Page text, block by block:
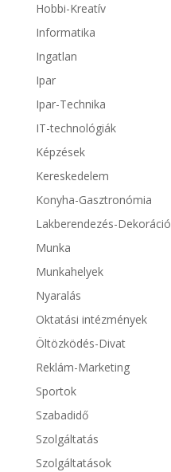
Hobbi-Kreatív
Informatika
Ingatlan
Ipar
Ipar-Technika
IT-technológiák
Képzések
Kereskedelem
Konyha-Gasztronómia
Lakberendezés-Dekoráció
Munka
Munkahelyek
Nyaralás
Oktatási intézmények
Öltözködés-Divat
Reklám-Marketing
Sportok
Szabadidő
Szolgáltatás
Szolgáltatások